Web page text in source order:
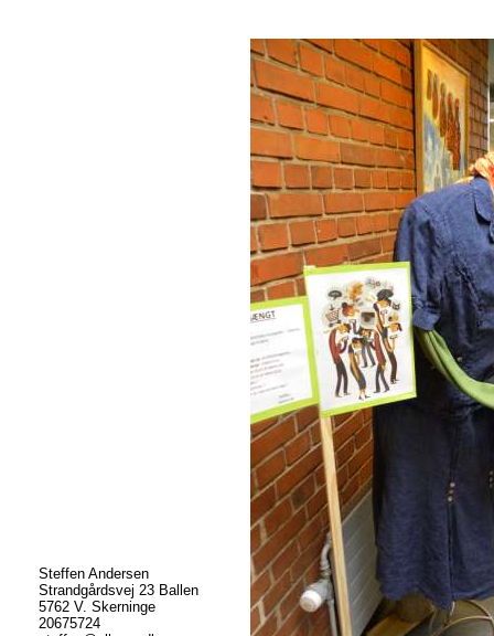
Steffen Andersen
Strandgårdsvej 23 Ballen
5762 V. Skerninge
20675724